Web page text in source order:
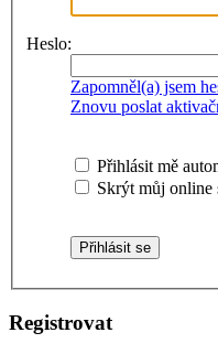
Heslo:
Zapomněl(a) jsem
Znovu poslat
Přihlásit mě
Skrýt můj online
Registrovat